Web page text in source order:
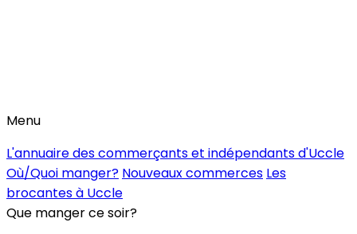
Menu
L'annuaire des commerçants et indépendants d'Uccle
Où/Quoi manger? Nouveaux commerces Les
brocantes à Uccle
Que manger ce soir?